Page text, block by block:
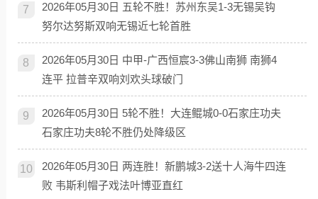
7
2026年05月30日 五轮不胜！苏州东吴1-3无锡吴钩
努尔达努斯双响无锡近七轮首胜
8
2026年05月30日 中甲-广西恒宸3-3佛山南狮 南狮4
连平 拉普辛双响刘欢头球破门
9
2026年05月30日 5轮不胜！大连鲲城0-0石家庄功夫
石家庄功夫8轮不胜仍处降级区
10
2026年05月30日 两连胜！新鹏城3-2送十人海牛四连
败 韦斯利帽子戏法叶博亚直红